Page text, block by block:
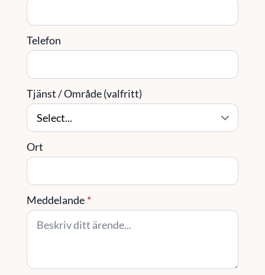
Telefon
Tjänst / Område (valfritt)
Ort
Meddelande *